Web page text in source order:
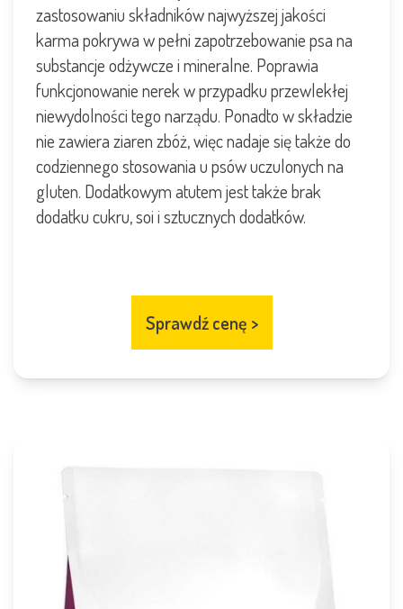
zastosowaniu składników najwyższej jakości
karma pokrywa w pełni zapotrzebowanie psa na
substancje odżywcze i mineralne. Poprawia
funkcjonowanie nerek w przypadku przewlekłej
niewydolności tego narządu. Ponadto w składzie
nie zawiera ziaren zbóż, więc nadaje się także do
codziennego stosowania u psów uczulonych na
gluten. Dodatkowym atutem jest także brak
dodatku cukru, soi i sztucznych dodatków.
Sprawdź cenę >